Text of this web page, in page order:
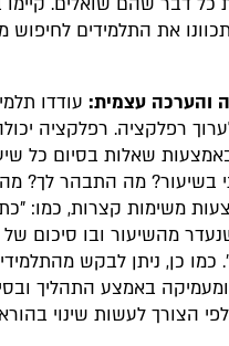
דבר שהם שואלים. קיימו
את התלמידים לחיפוש
והערכה עצמית: עודדו
רפלקציה. רפלקציה
שאלות בסיום כל
בשיעור? מה התבהר לך? מה
משימות קצרות, כמו:
מהשיעור ובו סיכום
כן, ניתן לבקש
באמצע התהליך
הצורך לעשות שינוי